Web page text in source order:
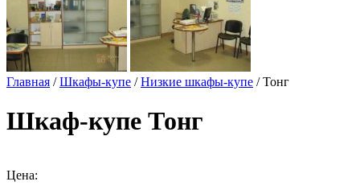
Главная /Шкафы-купе /Низкие шкафы-купе / Тонг
Шкаф-купе Тонг
Цена: